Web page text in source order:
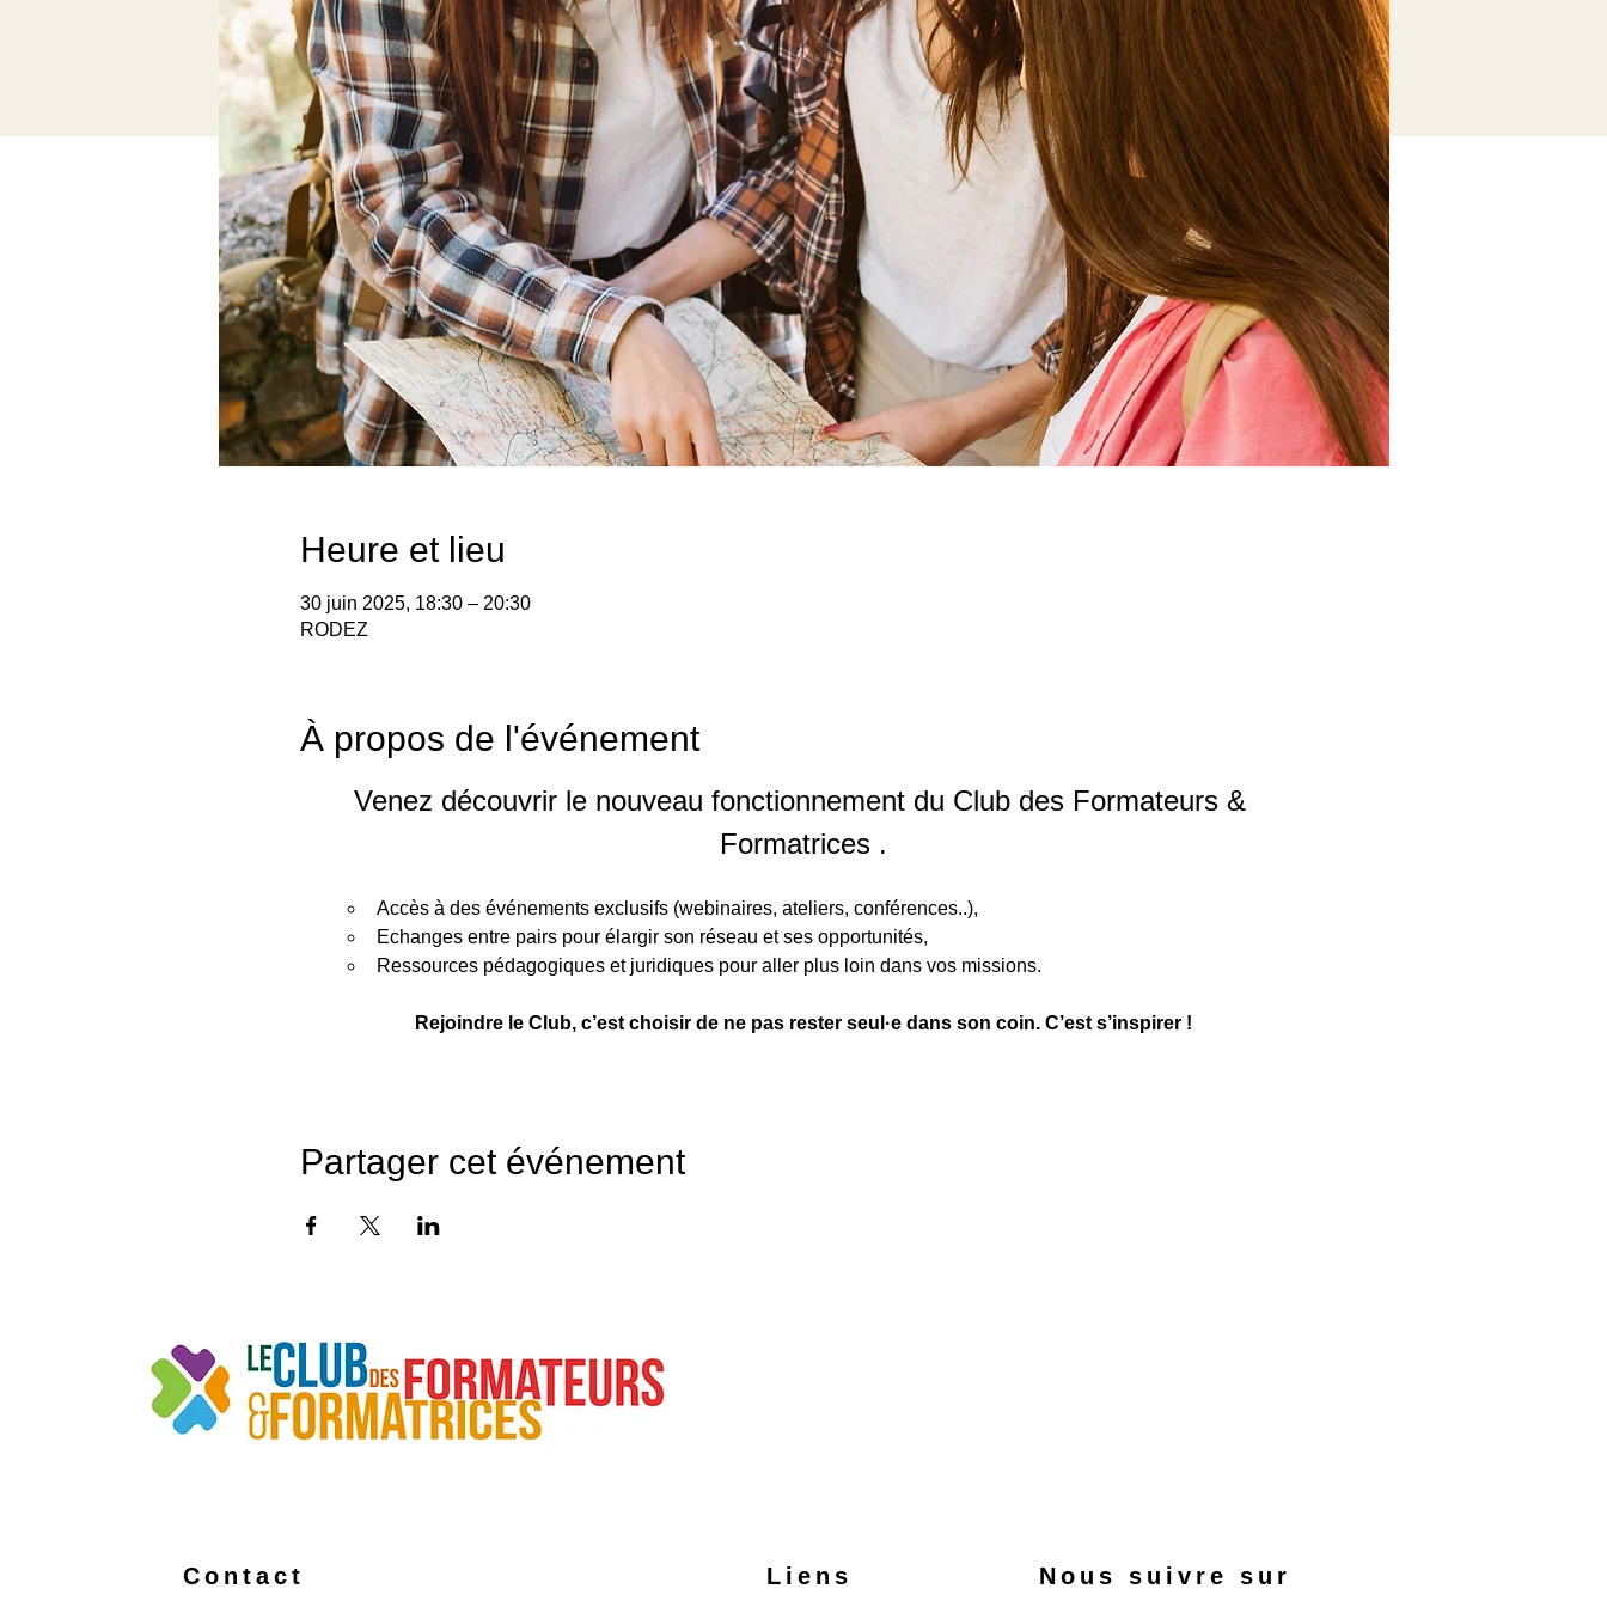
Heure et lieu
30 juin 2025, 18:30 – 20:30
RODEZ
À propos de l'événement
Venez découvrir le nouveau fonctionnement du Club des Formateurs &
Formatrices .
Accès à des événements exclusifs (webinaires, ateliers, conférences..),
Echanges entre pairs pour élargir son réseau et ses opportunités,
Ressources pédagogiques et juridiques pour aller plus loin dans vos missions.
Rejoindre le Club, c’est choisir de ne pas rester seul·e dans son coin. C’est s’inspirer !
Partager cet événement
Contact Liens
Nous suivre sur